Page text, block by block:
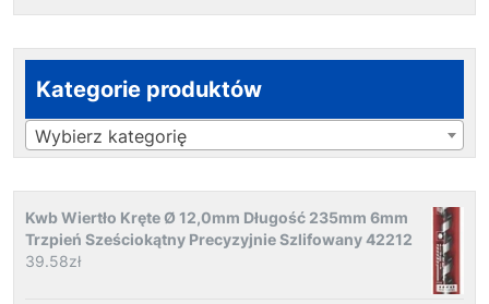
Kategorie produktów
Wybierz kategorię
Kwb Wiertło Kręte Ø 12,0mm Długość 235mm 6mm
Trzpień Sześciokątny Precyzyjnie Szlifowany 42212
39.58zł